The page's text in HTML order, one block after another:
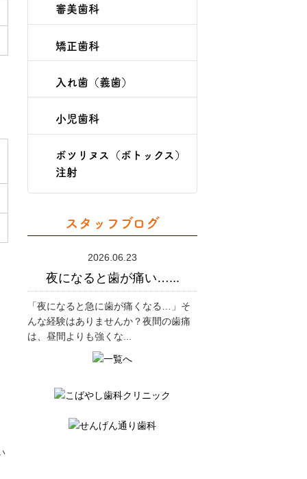
審美歯科
矯正歯科
入れ歯（義歯）
小児歯科
ボツリヌス（ボトックス）
注射
スタッフブログ
2026.06.23
夜になると歯が痛い…...
「夜になると急に歯が痛くなる…」そ
んな経験はありませんか？夜間の歯痛
は、昼間よりも強くな...